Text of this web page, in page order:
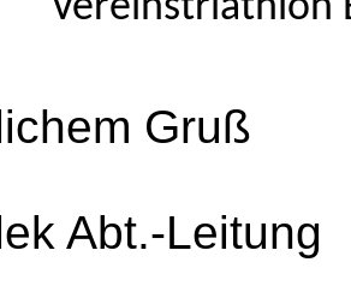
Gruß
Abt.-Leitung